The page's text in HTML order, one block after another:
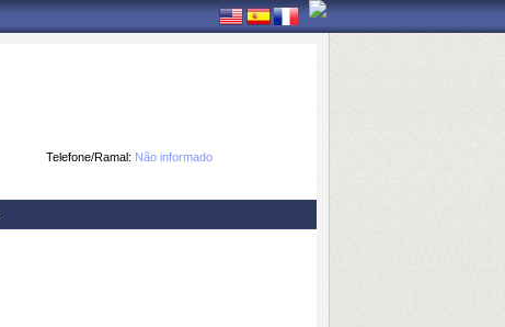
Telefone/Ramal: Não informado